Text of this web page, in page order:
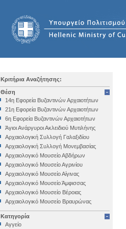
Κριτήρια Αναζήτησης:
Θέση
14η Εφορεία Βυζαντινών Αρχαιοτήτων
21η Εφορεία Βυζαντινών Αρχαιοτήτων
6η Εφορεία Βυζαντινών Αρχαιοτήτων
Άγιοι Ανάργυροι Ακλειδιού Μυτιλήνης
Αρχαιολογική Συλλογή Γαλαξιδίου
Αρχαιολογική Συλλογή Μονεμβασίας
Αρχαιολογικό Μουσείο Αβδήρων
Αρχαιολογικό Μουσείο Αγρινίου
Αρχαιολογικό Μουσείο Αίγινας
Αρχαιολογικό Μουσείο Άμφισσας
Αρχαιολογικό Μουσείο Βέροιας
Αρχαιολογικό Μουσείο Βραυρώνας
Αρχαιολογικό Μουσείο Δελφών
Αρχαιολογικό Μουσείο Ηγουμενίτσας
Κατηγορία
Αγγείο